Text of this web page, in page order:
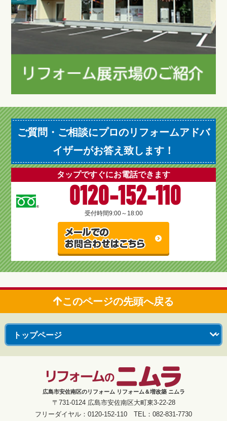
ご質問・ご相談にプロのリフォームアドバ
イザーがお答え致します！
タップですぐにお電話できます
0120-152-110
受付時間9:00～18:00
このページの先頭へ戻る
広島市安佐南区のリフォーム リフォーム＆増改築 ニムラ
〒731-0124 広島市安佐南区大町東3-22-28
フリーダイヤル：0120-152-110 TEL：082-831-7730